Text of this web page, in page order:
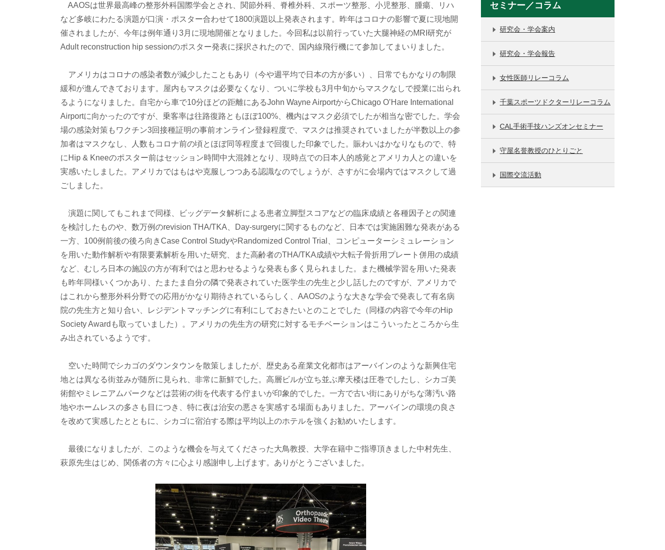
AAOSは世界最高峰の整形外科国際学会とされ、関節外科、脊椎外科、スポーツ整形、小児整形、腫瘍、リハ
など多岐にわたる演題が口演・ポスター合わせて1800演題以上発表されます。昨年はコロナの影響で夏に現地開
催されましたが、今年は例年通り3月に現地開催となりました。今回私は以前行っていた大腿神経のMRI研究が
Adult reconstruction hip sessionのポスター発表に採択されたので、国内線飛行機にて参加してまいりました。
アメリカはコロナの感染者数が減少したこともあり（今や週平均で日本の方が多い）、日常でもかなりの制限
緩和が進んできております。屋内もマスクは必要なくなり、ついに学校も3月中旬からマスクなしで授業に出られ
るようになりました。自宅から車で10分ほどの距離にあるJohn Wayne AirportからChicago O’Hare International
Airportに向かったのですが、乗客率は往路復路ともほぼ100%、機内はマスク必須でしたが相当な密でした。学会
場の感染対策もワクチン3回接種証明の事前オンライン登録程度で、マスクは推奨されていましたが半数以上の参
加者はマスクなし、人数もコロナ前の頃とほぼ同等程度まで回復した印象でした。賑わいはかなりなもので、特
にHip & Kneeのポスター前はセッション時間中大混雑となり、現時点での日本人的感覚とアメリカ人との違いを
実感いたしました。アメリカではもはや克服しつつある認識なのでしょうが、さすがに会場内ではマスクして過
ごしました。
演題に関してもこれまで同様、ビッグデータ解析による患者立脚型スコアなどの臨床成績と各種因子との関連
を検討したものや、数万例のrevision THA/TKA、Day-surgeryに関するものなど、日本では実施困難な発表がある
一方、100例前後の後ろ向きCase Control StudyやRandomized Control Trial、コンピューターシミュレーション
を用いた動作解析や有限要素解析を用いた研究、また高齢者のTHA/TKA成績や大転子骨折用プレート併用の成績
など、むしろ日本の施設の方が有利ではと思わせるような発表も多く見られました。また機械学習を用いた発表
も昨年同様いくつかあり、たまたま自分の隣で発表されていた医学生の先生と少し話したのですが、アメリカで
はこれから整形外科分野での応用がかなり期待されているらしく、AAOSのような大きな学会で発表して有名病
院の先生方と知り合い、レジデントマッチングに有利にしておきたいとのことでした（同様の内容で今年のHip
Society Awardも取っていました）。アメリカの先生方の研究に対するモチベーションはこういったところから生
み出されているようです。
空いた時間でシカゴのダウンタウンを散策しましたが、歴史ある産業文化都市はアーバインのような新興住宅
地とは異なる街並みが随所に見られ、非常に新鮮でした。高層ビルが立ち並ぶ摩天楼は圧巻でしたし、シカゴ美
術館やミレニアムパークなどは芸術の街を代表する佇まいが印象的でした。一方で古い街にありがちな薄汚い路
地やホームレスの多さも目につき、特に夜は治安の悪さを実感する場面もありました。アーバインの環境の良さ
を改めて実感したとともに、シカゴに宿泊する際は平均以上のホテルを強くお勧めいたします。
最後になりましたが、このような機会を与えてくださった大鳥教授、大学在籍中ご指導頂きました中村先生、
萩原先生はじめ、関係者の方々に心より感謝申し上げます。ありがとうございました。
セミナー／コラム
研究会・学会案内
研究会・学会報告
女性医師リレーコラム
千葉スポーツドクターリレーコラム
CAL手術手技ハンズオンセミナー
守屋名誉教授のひとりごと
国際交流活動